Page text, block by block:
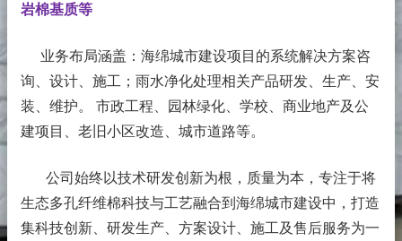
岩棉基质等
业务布局涵盖：海绵城市建设项目的系统解决方案咨
询、设计、施工；雨水净化处理相关产品研发、生产、安
装、维护。 市政工程、园林绿化、学校、商业地产及公
建项目、老旧小区改造、城市道路等。
公司始终以技术研发创新为根，质量为本，专注于将
生态多孔纤维棉科技与工艺融合到海绵城市建设中，打造
集科技创新、研发生产、方案设计、施工及售后服务为一